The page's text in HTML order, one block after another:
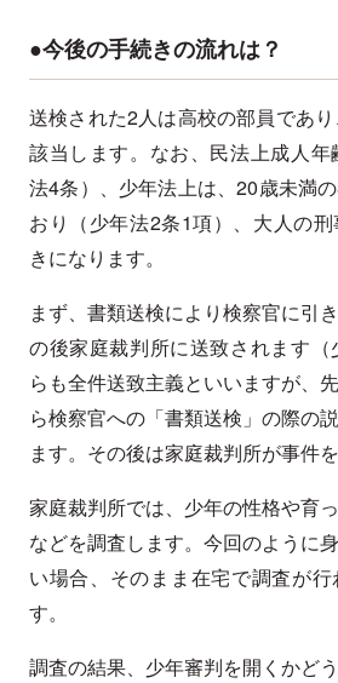
●今後の手続きの流れは？
送検された2人は高校の部員であ
該当します。なお、民法上成人
法4条）、少年法上は、20歳未満
おり（少年法2条1項）、大人の
きになります。
まず、書類送検により検察官に引
の後家庭裁判所に送致されます（
らも全件送致主義といいますが、
ら検察官への「書類送検」の際の
ます。その後は家庭裁判所が事件を
家庭裁判所では、少年の性格や育
などを調査します。今回のように
い場合、そのまま在宅で調査が
す。
調査の結果、少年審判を開くかど